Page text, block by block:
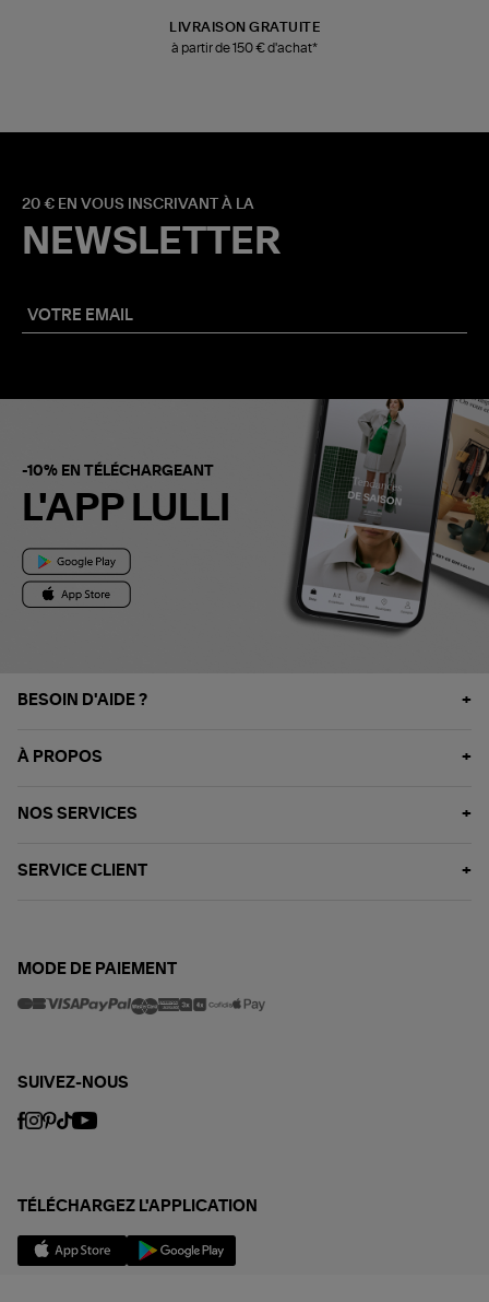
LIVRAISON GRATUITE
à partir de 150 € d'achat*
20 € EN VOUS INSCRIVANT À LA
NEWSLETTER
-10% EN TÉLÉCHARGEANT
L'APP LULLI
BESOIN D'AIDE ?
À PROPOS
NOS SERVICES
SERVICE CLIENT
MODE DE PAIEMENT
SUIVEZ-NOUS
TÉLÉCHARGEZ L'APPLICATION